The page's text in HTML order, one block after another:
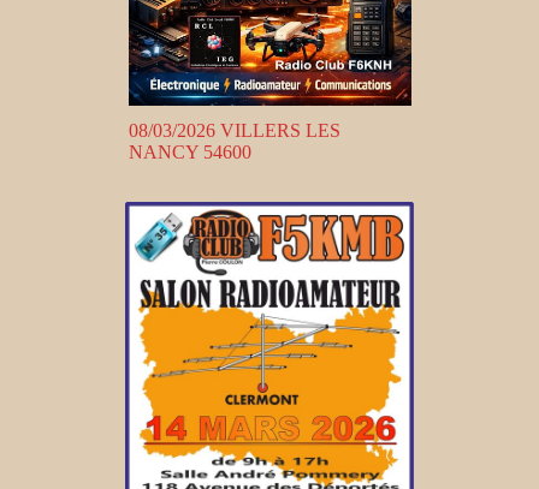
08/03/2026 VILLERS LES
NANCY 54600